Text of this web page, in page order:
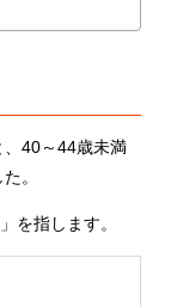
40～44歳未満
。
を指します。